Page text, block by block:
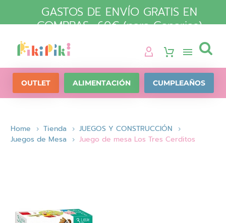
GASTOS DE ENVÍO GRATIS EN
COMPRAS +60€ (para Canarias)

OUTLET ALIMENTACIÓN CUMPLEAÑOS
Home Tienda
JUEGOS Y CONSTRUCCIÓN
Juegos de Mesa
Juego de mesa Los Tres Cerditos